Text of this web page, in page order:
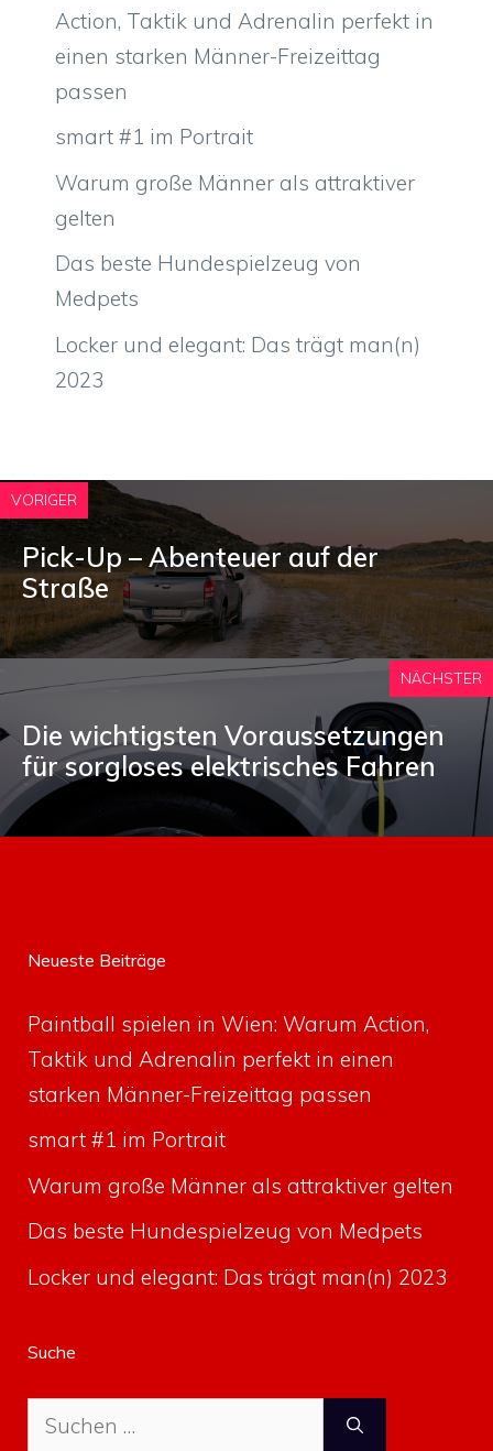
Action, Taktik und Adrenalin perfekt in
einen starken Männer-Freizeittag
passen
smart #1 im Portrait
Warum große Männer als attraktiver
gelten
Das beste Hundespielzeug von
Medpets
Locker und elegant: Das trägt man(n)
2023
VORIGER
Pick-Up – Abenteuer auf der
Straße
NÄCHSTER
Die wichtigsten Voraussetzungen
für sorgloses elektrisches Fahren
Neueste Beiträge
Paintball spielen in Wien: Warum Action,
Taktik und Adrenalin perfekt in einen
starken Männer-Freizeittag passen
smart #1 im Portrait
Warum große Männer als attraktiver gelten
Das beste Hundespielzeug von Medpets
Locker und elegant: Das trägt man(n) 2023
Suche
Suche